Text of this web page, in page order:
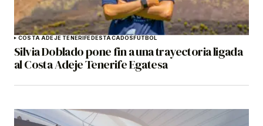
COSTA ADEJE TENERIFEDESTACADOSFÚTBOL
Silvia Doblado pone fin a una trayectoria ligada
al Costa Adeje Tenerife Egatesa